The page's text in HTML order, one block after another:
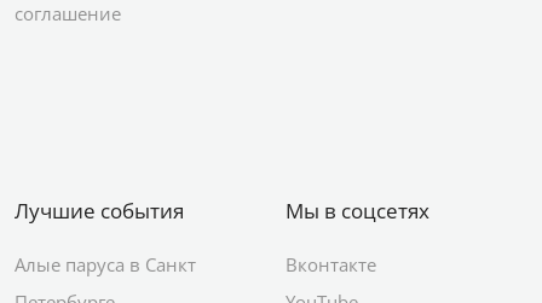
соглашение
Лучшие события
Алые паруса в Санкт
Мы в соцсетях
Вконтакте